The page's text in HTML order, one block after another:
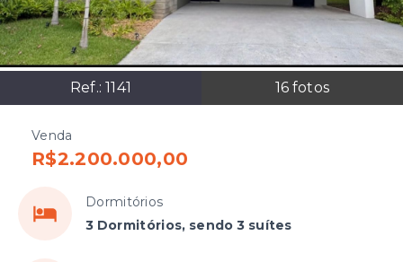
Ref.: 1141 16 fotos
Venda
R$2.200.000,00
Dormitórios
3 Dormitórios, sendo 3 suítes